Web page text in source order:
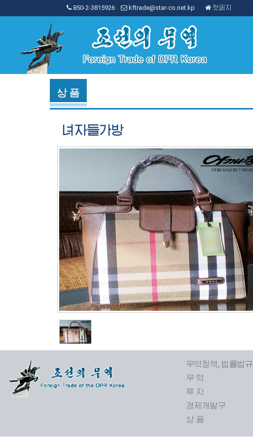
850-2-3815926 kftrade@star-co.net.kp 첫페지
상 품
녀자들가방
무역정책, 법률법규
무 역
투 자
경제개발구
상 품